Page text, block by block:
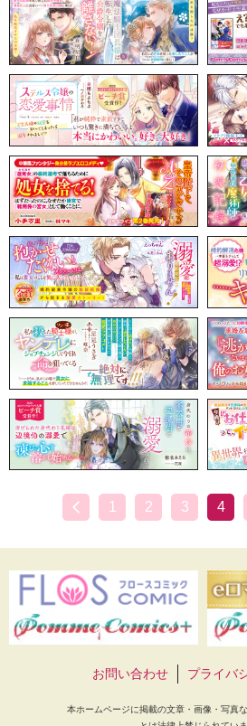
1 2 3 4
お問い合わせ プライバ
本ホームページに掲載の文章・画像・写真